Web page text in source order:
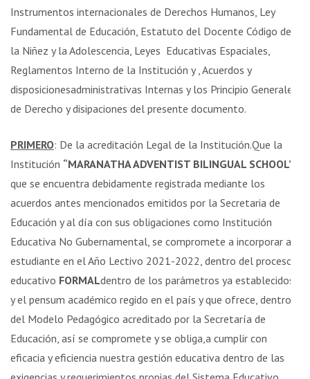
Instrumentos internacionales de Derechos Humanos, Ley
Fundamental de Educación, Estatuto del Docente Código de
la Niñez y la Adolescencia, Leyes Educativas Espaciales,
Reglamentos Interno de la Institución y , Acuerdos y
disposicionesadministrativas Internas y los Principio Generales
de Derecho y disipaciones del presente documento.
PRIMERO: De la acreditación Legal de la Institución.Que la
Institución “MARANATHA ADVENTIST BILINGUAL SCHOOL”
que se encuentra debidamente registrada mediante los
acuerdos antes mencionados emitidos por la Secretaria de
Educación y al día con sus obligaciones como Institución
Educativa No Gubernamental, se compromete a incorporar al
estudiante en el Año Lectivo 2021-2022, dentro del proceso
educativo FORMALdentro de los parámetros ya establecidos
y el pensum académico regido en el país y que ofrece, dentro
del Modelo Pedagógico acreditado por la Secretaría de
Educación, así se compromete y se obliga,a cumplir con
eficacia y eficiencia nuestra gestión educativa dentro de las